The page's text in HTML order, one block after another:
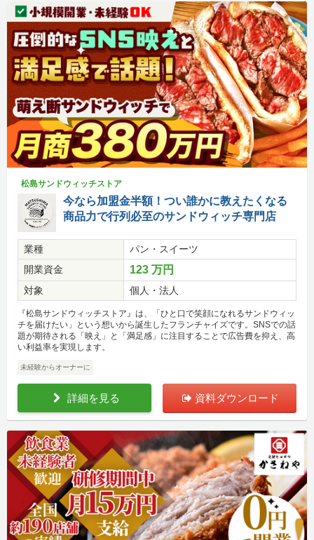
松島サンドウィッチストア
今なら加盟金半額！つい誰かに教えたくなる
商品力で行列必至のサンドウィッチ専門店
業種
パン・スイーツ
開業資金
123 万円
対象 個人・法人
『松島サンドウィッチストア』は、「ひと口で笑顔になれるサンドウィッ
チを届けたい」という想いから誕生したフランチャイズです。SNSでの話
題が期待される「映え」と「満足感」に注目することで広告費を抑え、高
い利益率を実現します。
未経験からオーナーに
詳細を見る 資料ダウンロード